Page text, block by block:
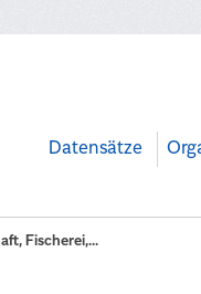
Datensätze
Fischerei,...